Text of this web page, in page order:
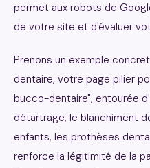
permet aux robots de
de votre site et d'évaluer
Prenons un exemple
dentaire, votre page pilier
bucco-dentaire", entourée
détartrage, le blanchiment
enfants, les prothèses
renforce la légitimité de la